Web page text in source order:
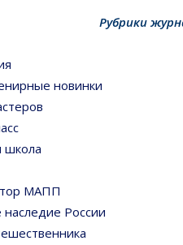
Рубрики
новинки
школа
МАПП
наследие России